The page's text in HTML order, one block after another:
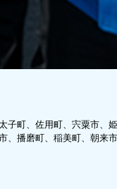
子町、佐用町、宍粟市、
、播磨町、稲美町、朝来